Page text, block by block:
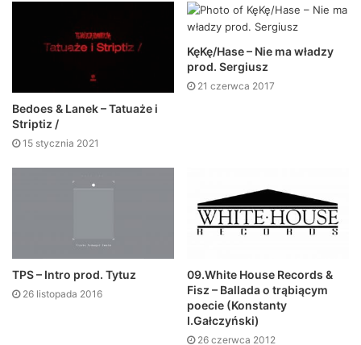
Bedoes & Lanek – Tatuaże i
Striptiz /
15 stycznia 2021
KęKę/Hase – Nie ma władzy
prod. Sergiusz
21 czerwca 2017
TPS – Intro prod. Tytuz
26 listopada 2016
09.White House Records &
Fisz – Ballada o trąbiącym
poecie (Konstanty
I.Gałczyński)
26 czerwca 2012